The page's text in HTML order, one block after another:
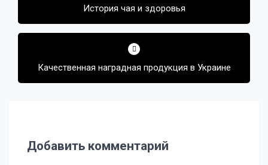
История чая и здоровья
Качественная наградная продукция в Украине
Добавить комментарий